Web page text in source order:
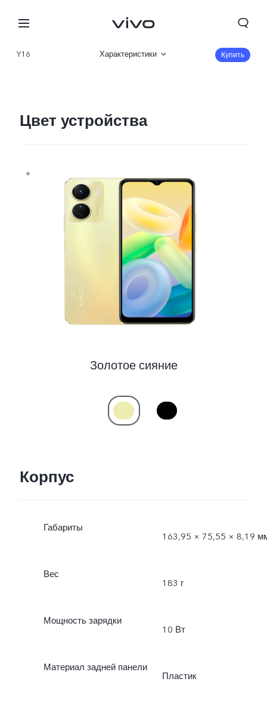
Kyrgyzstan | Выберите страну/регион
Y16 Характеристики Купить
Цвет устройства
Золотое сияние
Корпус
Габариты
163,95 × 75,55 × 8,19
Вес
183 г
Мощность зарядки
10 Вт
Материал задней панели
Пластик